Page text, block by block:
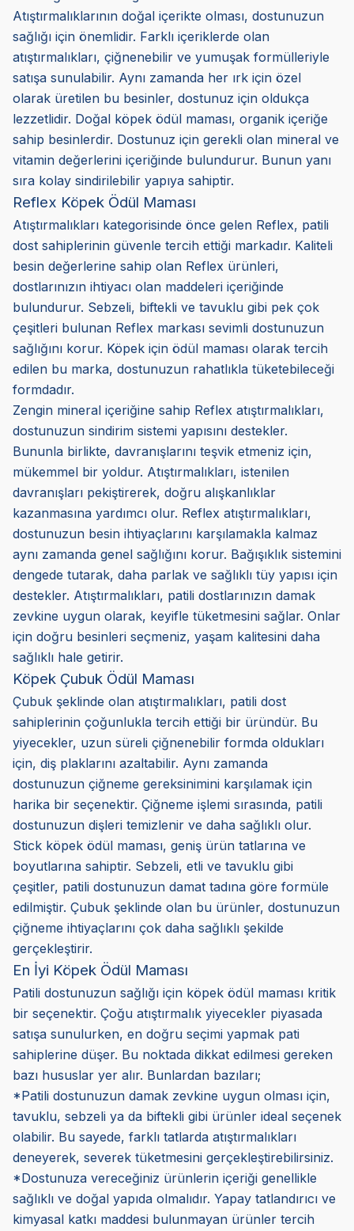
Atıştırmalıklarının doğal içerikte olması, dostunuzun
sağlığı için önemlidir. Farklı içeriklerde olan
atıştırmalıkları, çiğnenebilir ve yumuşak formülleriyle
satışa sunulabilir. Aynı zamanda her ırk için özel
olarak üretilen bu besinler, dostunuz için oldukça
lezzetlidir. Doğal köpek ödül maması, organik içeriğe
sahip besinlerdir. Dostunuz için gerekli olan mineral ve
vitamin değerlerini içeriğinde bulundurur. Bunun yanı
sıra kolay sindirilebilir yapıya sahiptir.
Reflex Köpek Ödül Maması
Atıştırmalıkları kategorisinde önce gelen Reflex, patili
dost sahiplerinin güvenle tercih ettiği markadır. Kaliteli
besin değerlerine sahip olan Reflex ürünleri,
dostlarınızın ihtiyacı olan maddeleri içeriğinde
bulundurur. Sebzeli, biftekli ve tavuklu gibi pek çok
çeşitleri bulunan Reflex markası sevimli dostunuzun
sağlığını korur. Köpek için ödül maması olarak tercih
edilen bu marka, dostunuzun rahatlıkla tüketebileceği
formdadır.
Zengin mineral içeriğine sahip Reflex atıştırmalıkları,
dostunuzun sindirim sistemi yapısını destekler.
Bununla birlikte, davranışlarını teşvik etmeniz için,
mükemmel bir yoldur. Atıştırmalıkları, istenilen
davranışları pekiştirerek, doğru alışkanlıklar
kazanmasına yardımcı olur. Reflex atıştırmalıkları,
dostunuzun besin ihtiyaçlarını karşılamakla kalmaz
aynı zamanda genel sağlığını korur. Bağışıklık sistemini
dengede tutarak, daha parlak ve sağlıklı tüy yapısı için
destekler. Atıştırmalıkları, patili dostlarınızın damak
zevkine uygun olarak, keyifle tüketmesini sağlar. Onlar
için doğru besinleri seçmeniz, yaşam kalitesini daha
sağlıklı hale getirir.
Köpek Çubuk Ödül Maması
Çubuk şeklinde olan atıştırmalıkları, patili dost
sahiplerinin çoğunlukla tercih ettiği bir üründür. Bu
yiyecekler, uzun süreli çiğnenebilir formda oldukları
için, diş plaklarını azaltabilir. Aynı zamanda
dostunuzun çiğneme gereksinimini karşılamak için
harika bir seçenektir. Çiğneme işlemi sırasında, patili
dostunuzun dişleri temizlenir ve daha sağlıklı olur.
Stick köpek ödül maması, geniş ürün tatlarına ve
boyutlarına sahiptir. Sebzeli, etli ve tavuklu gibi
çeşitler, patili dostunuzun damat tadına göre formüle
edilmiştir. Çubuk şeklinde olan bu ürünler, dostunuzun
çiğneme ihtiyaçlarını çok daha sağlıklı şekilde
gerçekleştirir.
En İyi Köpek Ödül Maması
Patili dostunuzun sağlığı için köpek ödül maması kritik
bir seçenektir. Çoğu atıştırmalık yiyecekler piyasada
satışa sunulurken, en doğru seçimi yapmak pati
sahiplerine düşer. Bu noktada dikkat edilmesi gereken
bazı hususlar yer alır. Bunlardan bazıları;
*Patili dostunuzun damak zevkine uygun olması için,
tavuklu, sebzeli ya da biftekli gibi ürünler ideal seçenek
olabilir. Bu sayede, farklı tatlarda atıştırmalıkları
deneyerek, severek tüketmesini gerçekleştirebilirsiniz.
*Dostunuza vereceğiniz ürünlerin içeriği genellikle
sağlıklı ve doğal yapıda olmalıdır. Yapay tatlandırıcı ve
kimyasal katkı maddesi bulunmayan ürünler tercih